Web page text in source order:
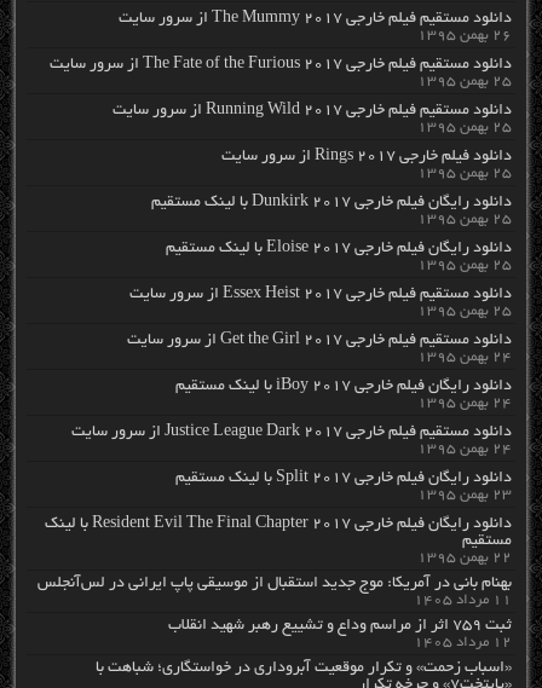
دانلود مستقیم فیلم خارجی The Mummy 2017 از سرور سایت
۲۶ بهمن ۱۳۹۵
دانلود مستقیم فیلم خارجی The Fate of the Furious 2017 از سرور سایت
۲۵ بهمن ۱۳۹۵
دانلود مستقیم فیلم خارجی Running Wild 2017 از سرور سایت
۲۵ بهمن ۱۳۹۵
دانلود فیلم خارجی Rings 2017 از سرور سایت
۲۵ بهمن ۱۳۹۵
دانلود رایگان فیلم خارجی Dunkirk 2017 با لینک مستقیم
۲۵ بهمن ۱۳۹۵
دانلود رایگان فیلم خارجی Eloise 2017 با لینک مستقیم
۲۵ بهمن ۱۳۹۵
دانلود مستقیم فیلم خارجی Essex Heist 2017 از سرور سایت
۲۵ بهمن ۱۳۹۵
دانلود مستقیم فیلم خارجی Get the Girl 2017 از سرور سایت
۲۴ بهمن ۱۳۹۵
دانلود رایگان فیلم خارجی iBoy 2017 با لینک مستقیم
۲۴ بهمن ۱۳۹۵
دانلود مستقیم فیلم خارجی Justice League Dark 2017 از سرور سایت
۲۴ بهمن ۱۳۹۵
دانلود رایگان فیلم خارجی Split 2017 با لینک مستقیم
۲۳ بهمن ۱۳۹۵
دانلود رایگان فیلم خارجی Resident Evil The Final Chapter 2017 با لینک
مستقیم
۲۲ بهمن ۱۳۹۵
بهنام بانی در آمریکا: موج جدید استقبال از موسیقی پاپ ایرانی در لس‌آنجلس
۱۱ مرداد ۱۴۰۵
ثبت ۷۵۹ اثر از مراسم وداع و تشییع رهبر شهید انقلاب
۱۲ مرداد ۱۴۰۵
«اسباب زحمت» و تکرار موقعیت آبروداری در خواستگاری؛ شباهت با